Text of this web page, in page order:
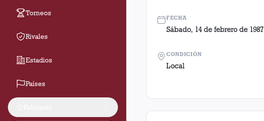
Torneos
Rivales
Estadios
Países
FECHA
Sábado, 14 de febrero de 1987
CONDICIÓN
Local